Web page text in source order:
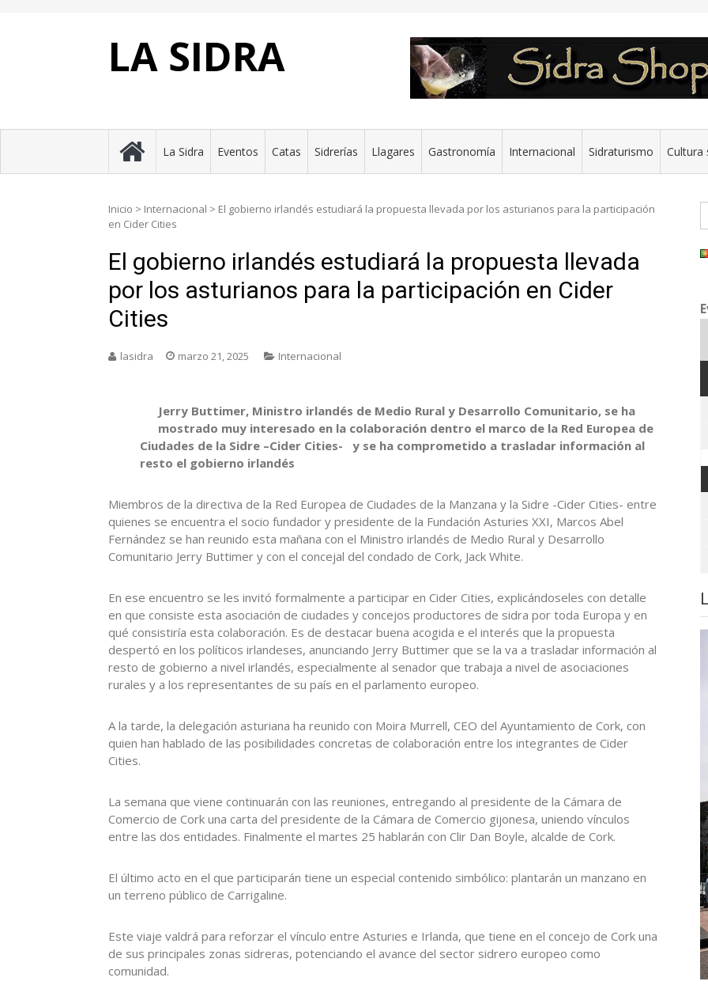
LA SIDRA
La Sidra Eventos Catas Sidrerías Llagares Gastronomía Internacional Sidraturismo Cultura
Inicio > Internacional > El gobierno irlandés estudiará la propuesta llevada por los asturianos para la participación
en Cider Cities
El gobierno irlandés estudiará la propuesta llevada
por los asturianos para la participación en Cider
Cities
lasidra marzo 21, 2025 Internacional
Jerry Buttimer, Ministro irlandés de Medio Rural y Desarrollo Comunitario, se ha
mostrado muy interesado en la colaboración dentro el marco de la Red Europea de
Ciudades de la Sidre –Cider Cities- y se ha comprometido a trasladar información al
resto el gobierno irlandés
Miembros de la directiva de la Red Europea de Ciudades de la Manzana y la Sidre -Cider Cities- entre
quienes se encuentra el socio fundador y presidente de la Fundación Asturies XXI, Marcos Abel
Fernández se han reunido esta mañana con el Ministro irlandés de Medio Rural y Desarrollo
Comunitario Jerry Buttimer y con el concejal del condado de Cork, Jack White.
En ese encuentro se les invitó formalmente a participar en Cider Cities, explicándoseles con detalle
en que consiste esta asociación de ciudades y concejos productores de sidra por toda Europa y en
qué consistiría esta colaboración. Es de destacar buena acogida e el interés que la propuesta
despertó en los políticos irlandeses, anunciando Jerry Buttimer que se la va a trasladar información al
resto de gobierno a nivel irlandés, especialmente al senador que trabaja a nivel de asociaciones
rurales y a los representantes de su país en el parlamento europeo.
A la tarde, la delegación asturiana ha reunido con Moira Murrell, CEO del Ayuntamiento de Cork, con
quien han hablado de las posibilidades concretas de colaboración entre los integrantes de Cider
Cities.
La semana que viene continuarán con las reuniones, entregando al presidente de la Cámara de
Comercio de Cork una carta del presidente de la Cámara de Comercio gijonesa, uniendo vínculos
entre las dos entidades. Finalmente el martes 25 hablarán con Clir Dan Boyle, alcalde de Cork.
El último acto en el que participarán tiene un especial contenido simbólico: plantarán un manzano en
un terreno público de Carrigaline.
Este viaje valdrá para reforzar el vínculo entre Asturies e Irlanda, que tiene en el concejo de Cork una
de sus principales zonas sidreras, potenciando el avance del sector sidrero europeo como
comunidad.